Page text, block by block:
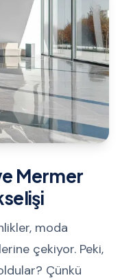
Mermer
moda
çekiyor. Peki,
Çünkü